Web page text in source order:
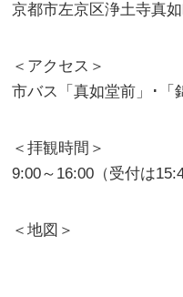
京都市左京区浄土寺真
＜アクセス＞
市バス「真如堂前」･
＜拝観時間＞
9:00～16:00（受付は
＜地図＞